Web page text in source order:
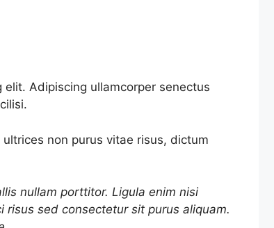
Adipiscing ullamcorper senectus
non purus vitae risus, dictum
nullam porttitor. Ligula enim nisi
risus sed consectetur sit purus aliquam.